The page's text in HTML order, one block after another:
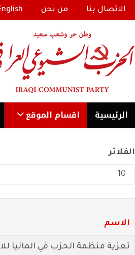
الاتصال بنا من نحن
الرئیسية اقسام الموقع
الفلاتر
عدد الإظهارات:
الاسم
تعزية منظمة الحزب في المانيا